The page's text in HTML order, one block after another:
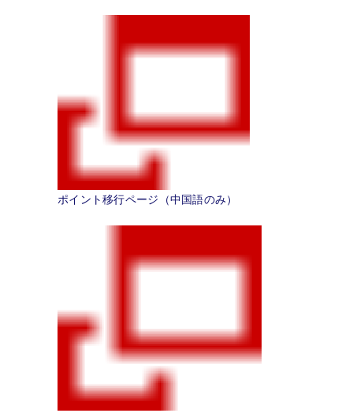
ポイント移行ページ（中国語のみ）